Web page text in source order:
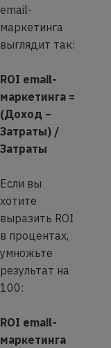
email-
маркетинга
выглядит так:
ROI email-
маркетинга =
(Доход −
Затраты) /
Затраты
Если вы
хотите
выразить ROI
в процентах,
умножьте
результат на
100:
ROI email-
маркетинга